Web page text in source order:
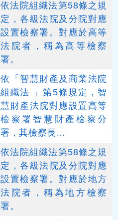
依法院組織法第58條之規
定，各級法院及分院對應
設置檢察署。對應於高等
法院者，稱為高等檢察
署。
依「智慧財產及商業法院
組織法 」第5條規定，智
慧財產法院對應設置高等
檢察署智慧財產檢察分
署，其檢察長…
依法院組織法第58條之規
定，各級法院及分院對應
設置檢察署。對應於地方
法院者，稱為地方檢察
署。